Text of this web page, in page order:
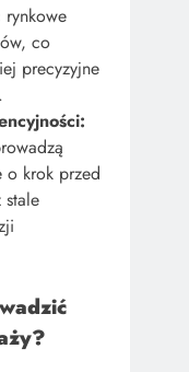
co
precyzyjne
o krok przed